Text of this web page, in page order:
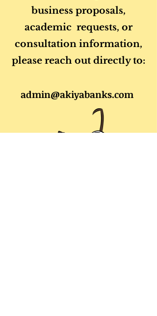
admin@akiyabanks.com
business proposals,
academic requests, or
consultation information,
please reach out directly to: